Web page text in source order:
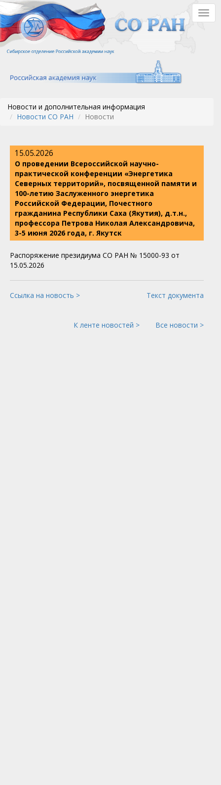
Перейти
к
основному
содержанию
Новости и дополнительная информация
Новости СО РАН
Новости
15.05.2026
О проведении Всероссийской научно-
практической конференции «Энергетика
Северных территорий», посвященной памяти и
100-летию Заслуженного энергетика
Российской Федерации, Почестного
гражданина Республики Саха (Якутия), д.т.н.,
профессора Петрова Николая Александровича,
3-5 июня 2026 года, г. Якутск
Распоряжение президиума СО РАН № 15000-93 от
15.05.2026
Ссылка на новость > Текст документа
К ленте новостей > Все новости >